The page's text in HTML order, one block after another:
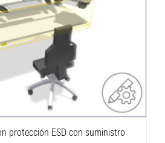
con protección ESD con
de materiales
protección ESD con suministro